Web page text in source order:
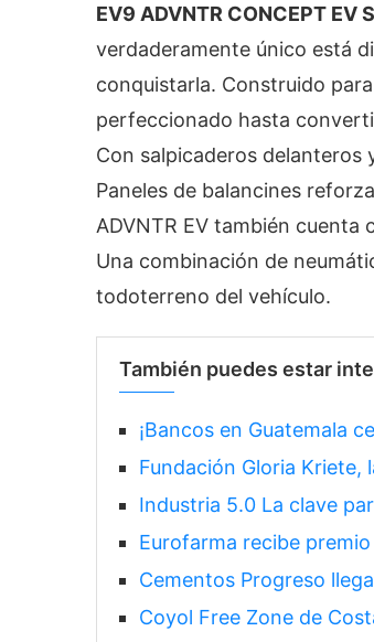
EV9 ADVNTR CONCEPT EV
verdaderamente único está
conquistarla. Construido
perfeccionado hasta
Con salpicaderos delanteros
Paneles de balancines
ADVNTR EV también cuenta
Una combinación de
todoterreno del vehículo.
También puedes estar
¡Bancos en Guatemala
Fundación Gloria Kriete,
Industria 5.0 La clave
Eurofarma recibe
Cementos Progreso
Coyol Free Zone de